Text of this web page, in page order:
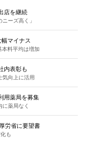
店を継続
ーズ高く」
マイナス
料平均は増加
内表彰も
向上に活用
用薬局を募集
薬局なく
労省に要望書
も